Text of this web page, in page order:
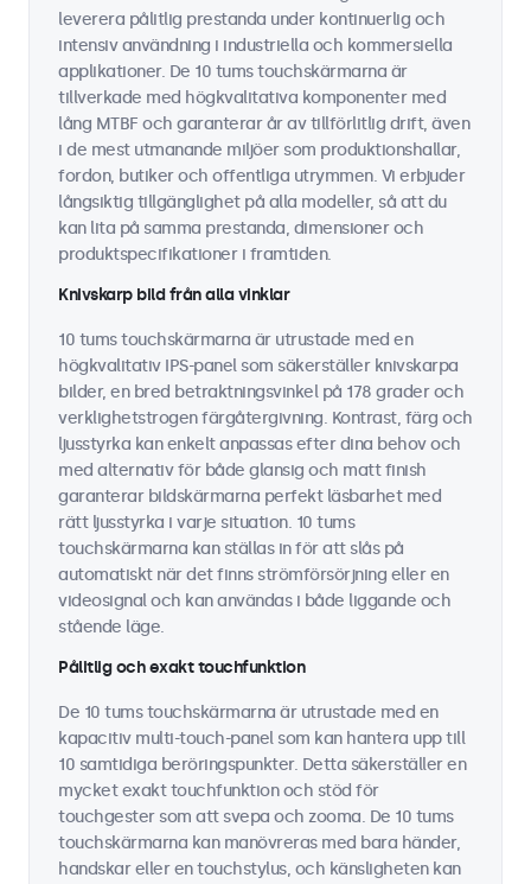
leverera pålitlig prestanda under kontinuerlig och
intensiv användning i industriella och kommersiella
applikationer. De 10 tums touchskärmarna är
tillverkade med högkvalitativa komponenter med
lång MTBF och garanterar år av tillförlitlig drift, även
i de mest utmanande miljöer som produktionshallar,
fordon, butiker och offentliga utrymmen. Vi erbjuder
långsiktig tillgänglighet på alla modeller, så att du
kan lita på samma prestanda, dimensioner och
produktspecifikationer i framtiden.
Knivskarp bild från alla vinklar
10 tums touchskärmarna är utrustade med en
högkvalitativ IPS-panel som säkerställer knivskarpa
bilder, en bred betraktningsvinkel på 178 grader och
verklighetstrogen färgåtergivning. Kontrast, färg och
ljusstyrka kan enkelt anpassas efter dina behov och
med alternativ för både glansig och matt finish
garanterar bildskärmarna perfekt läsbarhet med
rätt ljusstyrka i varje situation. 10 tums
touchskärmarna kan ställas in för att slås på
automatiskt när det finns strömförsörjning eller en
videosignal och kan användas i både liggande och
stående läge.
Pålitlig och exakt touchfunktion
De 10 tums touchskärmarna är utrustade med en
kapacitiv multi-touch-panel som kan hantera upp till
10 samtidiga beröringspunkter. Detta säkerställer en
mycket exakt touchfunktion och stöd för
touchgester som att svepa och zooma. De 10 tums
touchskärmarna kan manövreras med bara händer,
handskar eller en touchstylus, och känsligheten kan